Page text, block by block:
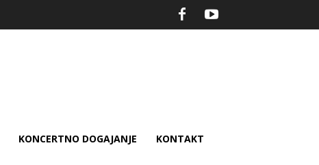
KONCERTNO DOGAJANJE KONTAKT